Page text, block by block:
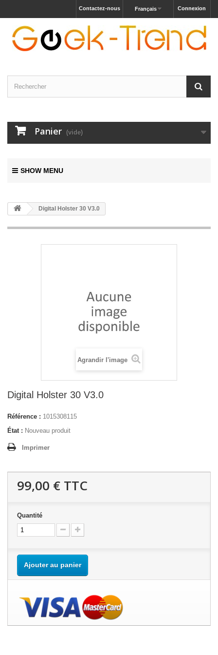
Connexion
Français
Contactez-nous
Panier (vide)
SHOW MENU
Digital Holster 30 V3.0
Agrandir l'image
Digital Holster 30 V3.0
Référence : 1015308115
État : Nouveau produit
Imprimer
99,00 € TTC
Quantité
Ajouter au panier